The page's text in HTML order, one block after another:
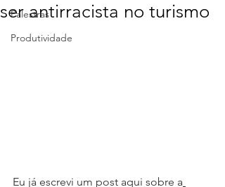
Palestras
Produtividade
ser antirracista no turismo
Eu já escrevi um post aqui sobre a